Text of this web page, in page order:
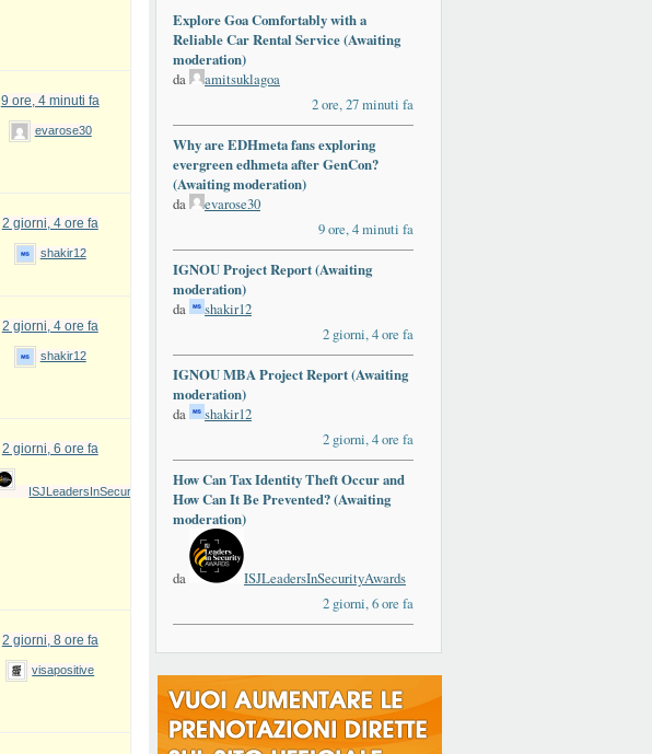
9 ore, 4 minuti fa
evarose30
2 giorni, 4 ore fa
shakir12
2 giorni, 4 ore fa
shakir12
2 giorni, 6 ore fa
ISJLeadersInSecurityAwards
2 giorni, 8 ore fa
visapositive
Explore Goa Comfortably with a
Reliable Car Rental Service (Awaiting
moderation)
da
amitsuklagoa
2 ore, 27 minuti fa
Why are EDHmeta fans exploring
evergreen edhmeta after GenCon?
(Awaiting moderation)
da
evarose30
9 ore, 4 minuti fa
IGNOU Project Report (Awaiting
moderation)
da
shakir12
2 giorni, 4 ore fa
IGNOU MBA Project Report (Awaiting
moderation)
da
shakir12
2 giorni, 4 ore fa
How Can Tax Identity Theft Occur and
How Can It Be Prevented? (Awaiting
moderation)
da
ISJLeadersInSecurityAwards
2 giorni, 6 ore fa